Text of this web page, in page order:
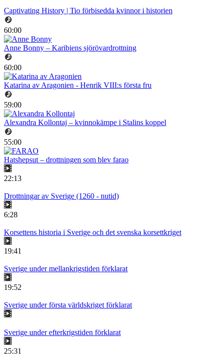
Captivating History | Tio förbisedda kvinnor i historien
60:00
Anne Bonny – Karibiens sjörövardrottning
60:00
Katarina av Aragonien - Henrik VIII:s första fru
59:00
Alexandra Kollontaj – kvinnokämpe i Stalins koppel
55:00
Hatshepsut – drottningen som blev farao
22:13
Drottningar av Sverige (1260 - nutid)
6:28
Korsettens historia i Sverige och det svenska korsettkriget
19:41
Sverige under mellankrigstiden förklarat
19:52
Sverige under första världskriget förklarat
Sverige under efterkrigstiden förklarat
25:31